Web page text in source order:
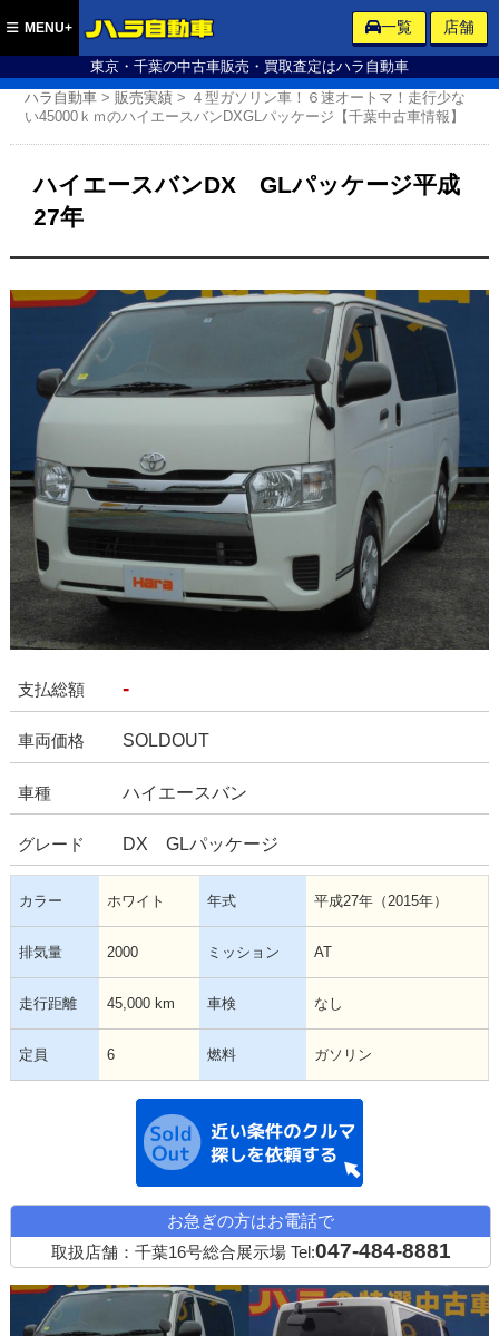
東京・千葉の中古車販売・買取査定はハラ自動車
MENU+ 一覧 店舗
ハラ自動車 >販売実績 > ４型ガソリン車！６速オートマ！走行少な
い45000ｋｍのハイエースバンDXGLパッケージ【千葉中古車情報】
ハイエースバンDX GLパッケージ平成
27年
支払総額 -
車両価格 SOLDOUT
車種 ハイエースバン
グレード DX GLパッケージ
カラー ホワイト 年式 平成27年（2015年）
排気量 2000 ミッション AT
走行距離 45,000 km 車検 なし
定員 6 燃料 ガソリン
お急ぎの方はお電話で
取扱店舗：千葉16号総合展示場 Tel:047-484-8881